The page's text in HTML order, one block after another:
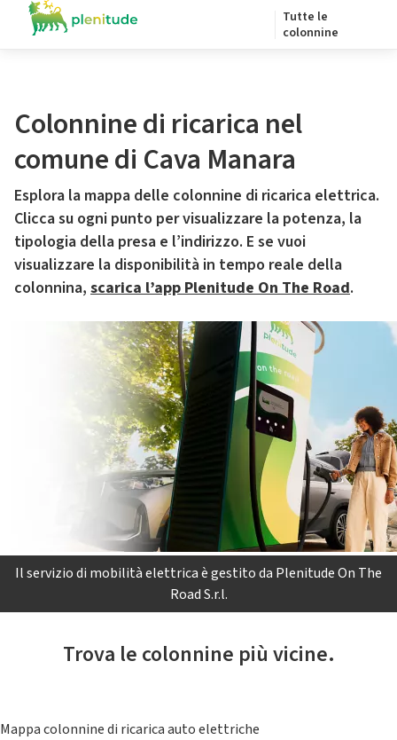
Tutte le
colonnine
Colonnine di ricarica nel
comune di Cava Manara
Esplora la mappa delle colonnine di ricarica elettrica.
Clicca su ogni punto per visualizzare la potenza, la
tipologia della presa e l’indirizzo. E se vuoi
visualizzare la disponibilità in tempo reale della
colonnina, scarica l’app Plenitude On The Road.
Il servizio di mobilità elettrica è gestito da Plenitude On The
Road S.r.l.
Trova le colonnine più vicine.
Mappa colonnine di ricarica auto elettriche